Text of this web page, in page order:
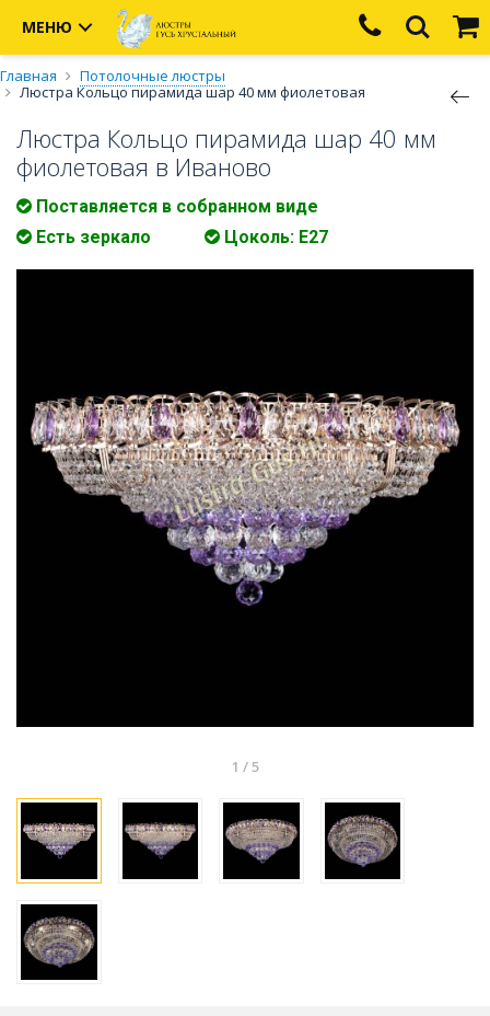
МЕНЮ
Главная
Потолочные люстры
Люстра Кольцо пирамида шар 40 мм фиолетовая
Люстра Кольцо пирамида шар 40 мм
фиолетовая в Иваново
Поставляется в собранном виде
Есть зеркало
Цоколь: Е27
1 /5